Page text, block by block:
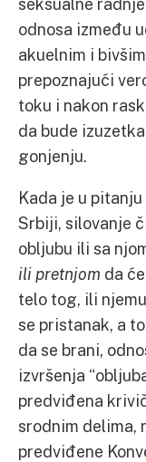
odnosa između
akuelnim i
prepoznajući
toku i nakon
da bude
gonjenju.
Kada je u
Srbiji, silovanje
obljubu ili sa
ili pretnjom da
telo tog, ili
se pristanak, a
da se brani,
izvršenja
predviđena
srodnim delima,
predviđene